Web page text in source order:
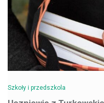
Szkoły i przedszkola